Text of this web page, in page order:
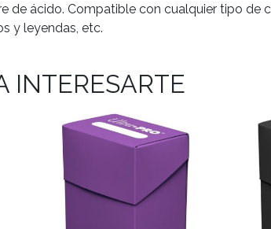
de ácido. Compatible con cualquier tipo de
y leyendas, etc.
INTERESARTE